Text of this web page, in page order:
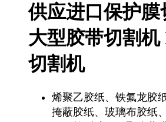
供应进口保护
大型胶带切割
切割机
烯聚乙胶纸、铁氟龙胶
掩蔽胶纸、玻璃布胶纸